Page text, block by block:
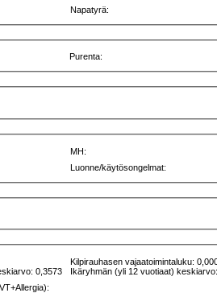
Napatyrä:
Purenta:
MH:
Luonne/käytösongelmat:
0,3573
Kilpirauhasen vajaatoimintaluku:
Ikäryhmän (yli 12 vuotiaat)